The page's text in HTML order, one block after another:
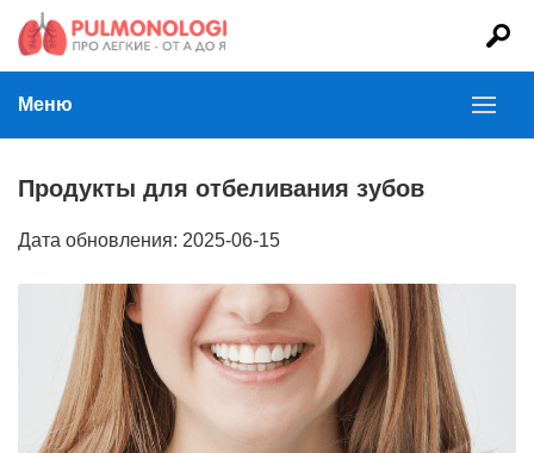
Меню
Продукты для отбеливания зубов
Дата обновления: 2025-06-15